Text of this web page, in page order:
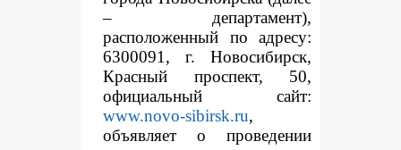
– департамент),
расположенный по адресу:
6300091, г. Новосибирск,
Красный проспект, 50,
официальный сайт:
www.novo-sibirsk.ru,
объявляет о проведении